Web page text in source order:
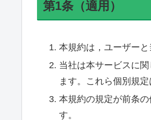
第1条（適用）
本規約は，ユーザー
当社は本サービスに
ます。これら個別規
本規約の規定が前条
す。